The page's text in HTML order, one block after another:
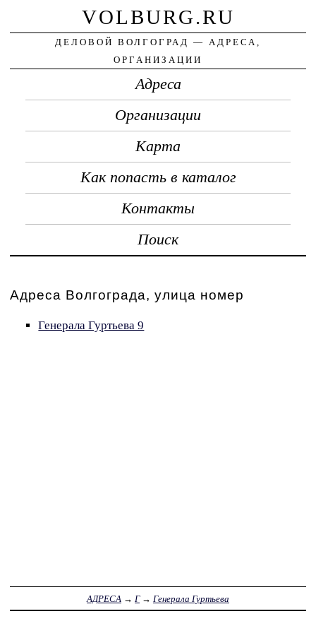
VOLBURG.RU
ДЕЛОВОЙ ВОЛГОГРАД — АДРЕСА,
ОРГАНИЗАЦИИ
Адреса
Организации
Карта
Как попасть в каталог
Контакты
Поиск
Адреса Волгограда, улица номер
Генерала Гуртьева 9
АДРЕСА → Г→ Генерала Гуртьева